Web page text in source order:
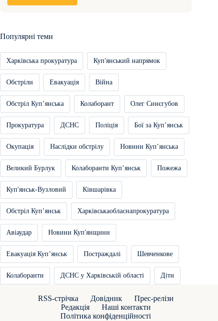
Популярні теми
Харківська прокуратура Куп'янський напрямок
Обстріли Евакуація Війна
Обстріл Купʼянська Колаборант Олег Синєгубов
Прокуратура ДСНС Поліція Бої за Купʼянськ
Окупація Наслідки обстрілу Новини Купʼянська
Великий Бурлук Колаборанти Купʼянськ Пожежа
Куп'янськ-Вузловий Ківшарівка
Обстріл Купʼянськ Харківськаобласнапрокуратура
Авіаудар Новини Куп'янщини
Евакуація Купʼянськ Постраждалі Шевченкове
Колаборанти ДСНС у Харківській області Діти
RSS-стрічка Довідник
Прес-релізи
Редакція
Наші контакти
Політика конфіденційності